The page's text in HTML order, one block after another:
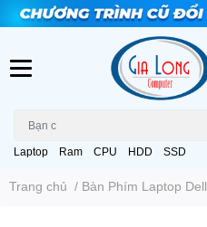
Laptop Ram CPU HDD SSD
Trang chủ / Bàn Phím Laptop Dell